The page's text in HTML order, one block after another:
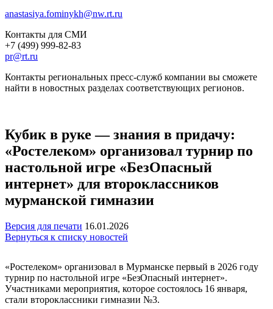
anastasiya.fominykh@nw.rt.ru
Контакты для СМИ
+7 (499) 999-82-83
pr@rt.ru
Контакты региональных пресс-служб компании вы сможете
найти в новостных разделах соответствующих регионов.
Кубик в руке — знания в придачу:
«Ростелеком» организовал турнир по
настольной игре «БезОпасный
интернет» для второклассников
мурманской гимназии
Версия для печати 16.01.2026
Вернуться к списку новостей
«Ростелеком» организовал в Мурманске первый в 2026 году
турнир по настольной игре «БезОпасный интернет».
Участниками мероприятия, которое состоялось 16 января,
стали второклассники гимназии №3.